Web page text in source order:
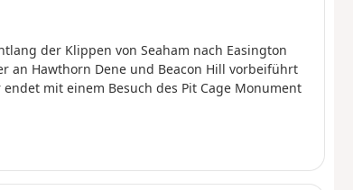
der Klippen von Seaham nach Easington
an Hawthorn Dene und Beacon Hill vorbeiführt
mit einem Besuch des Pit Cage Monument